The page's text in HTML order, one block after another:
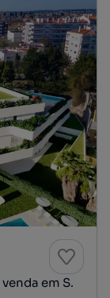
em S.